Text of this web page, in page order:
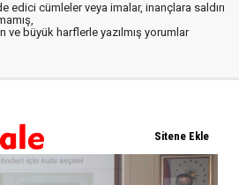
edici cümleler veya imalar, inançlara saldırı
ve büyük harflerle yazılmış yorumlar